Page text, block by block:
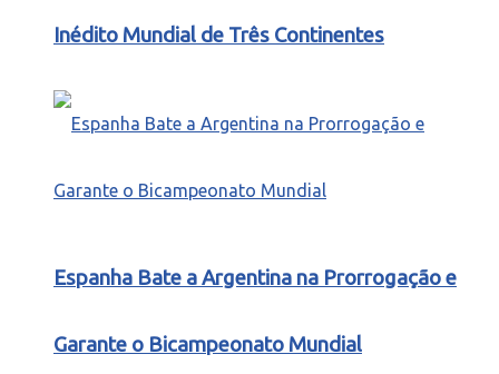
Inédito Mundial de Três Continentes
Espanha Bate a Argentina na Prorrogação e
Garante o Bicampeonato Mundial